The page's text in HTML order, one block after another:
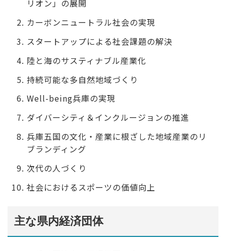
Well-being兵庫の実現
ダイバーシティ＆インクルージョンの推進
兵庫五国の文化・産業に根ざした地域産業のリ
ブランディング
次代の人づくり
社会におけるスポーツの価値向上
一般社団法人神戸経済同友会
一般社団法人兵庫県経営者協会
兵庫県商工会連合会
一般社団法人兵庫県中小企業家同友会